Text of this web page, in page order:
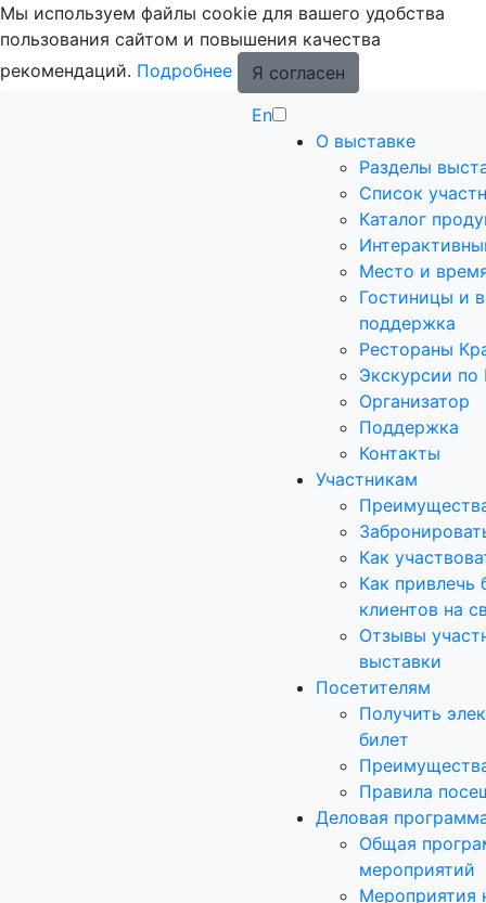
Мы используем файлы cookie для вашего удобства
пользования сайтом и повышения качества
рекомендаций. Подробнее
Я согласен
En
О выставке
Разделы
Список
Каталог
Место и
Гостиницы и
поддержка
Рестораны
Экскурсии по
Организатор
Поддержка
Контакты
Участникам
Как
Как привлечь
клиентов на
Отзывы
выставки
Посетителям
Получить
билет
Правила
Деловая
Общая
мероприятий
Мероприятия